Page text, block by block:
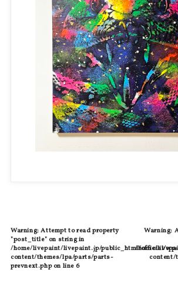
Warning: Attempt to read property
"post_title" on string in
/home/livepaint/livepaint.jp/public_html/official/wp-
content/themes/lpa/parts/parts-
prevnext.phpon line 6
Warning:
/home/
content/